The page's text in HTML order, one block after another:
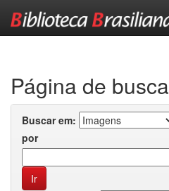
Página de busca
Buscar em:
por